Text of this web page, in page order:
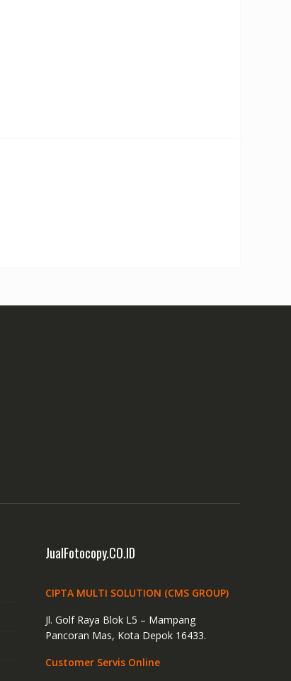
JualFotocopy.CO.ID
CIPTA MULTI SOLUTION (CMS GROUP)
Jl. Golf Raya Blok L5 – Mampang
Pancoran Mas, Kota Depok 16433.
Customer Servis Online